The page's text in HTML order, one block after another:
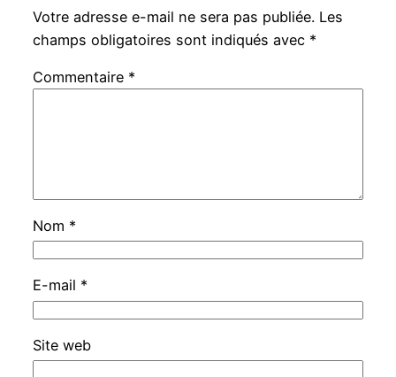
Votre adresse e-mail ne sera pas publiée. Les
champs obligatoires sont indiqués avec *
Commentaire *
Nom *
E-mail *
Site web